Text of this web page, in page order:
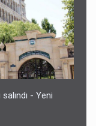
- Yeni